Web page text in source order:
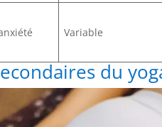
Variable
du